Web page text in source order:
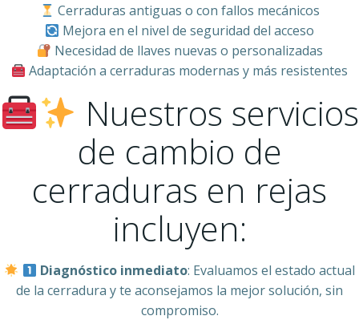
Cerraduras antiguas o con fallos mecánicos
Mejora en el nivel de seguridad del acceso
Necesidad de llaves nuevas o personalizadas
Adaptación a cerraduras modernas y más resistentes
Nuestros servicios
de cambio de
cerraduras en rejas
incluyen:
Diagnóstico inmediato: Evaluamos el estado actual
de la cerradura y te aconsejamos la mejor solución, sin
compromiso.